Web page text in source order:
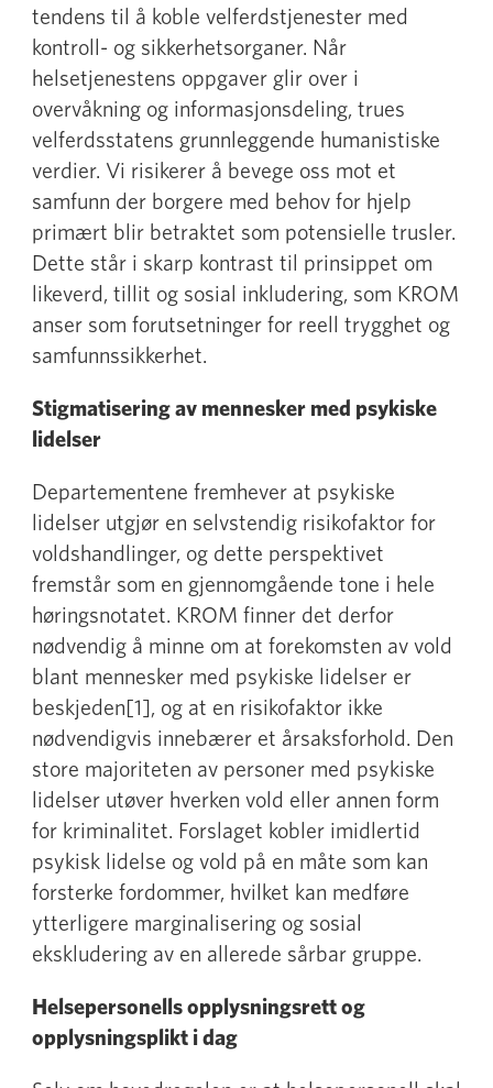
tendens til å koble velferdstjenester med
kontroll- og sikkerhetsorganer. Når
helsetjenestens oppgaver glir over i
overvåkning og informasjonsdeling, trues
velferdsstatens grunnleggende humanistiske
verdier. Vi risikerer å bevege oss mot et
samfunn der borgere med behov for hjelp
primært blir betraktet som potensielle trusler.
Dette står i skarp kontrast til prinsippet om
likeverd, tillit og sosial inkludering, som KROM
anser som forutsetninger for reell trygghet og
samfunnssikkerhet.
Stigmatisering av mennesker med psykiske
lidelser
Departementene fremhever at psykiske
lidelser utgjør en selvstendig risikofaktor for
voldshandlinger, og dette perspektivet
fremstår som en gjennomgående tone i hele
høringsnotatet. KROM finner det derfor
nødvendig å minne om at forekomsten av vold
blant mennesker med psykiske lidelser er
beskjeden[1], og at en risikofaktor ikke
nødvendigvis innebærer et årsaksforhold. Den
store majoriteten av personer med psykiske
lidelser utøver hverken vold eller annen form
for kriminalitet. Forslaget kobler imidlertid
psykisk lidelse og vold på en måte som kan
forsterke fordommer, hvilket kan medføre
ytterligere marginalisering og sosial
ekskludering av en allerede sårbar gruppe.
Helsepersonells opplysningsrett og
opplysningsplikt i dag